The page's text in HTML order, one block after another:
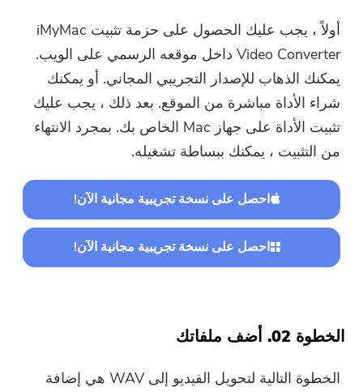
أولاً ، يجب عليك الحصول على حزمة تثبيت iMyMac
Video Converter داخل موقعه الرسمي على الويب.
يمكنك الذهاب للإصدار التجريبي المجاني. أو يمكنك
شراء الأداة مباشرة من الموقع. بعد ذلك ، يجب عليك
تثبيت الأداة على جهاز Mac الخاص بك. بمجرد الانتهاء
من التثبيت ، يمكنك ببساطة تشغيله.
احصل على نسخة تجريبية مجانية الآن!
احصل على نسخة تجريبية مجانية الآن!
الخطوة 02. أضف ملفاتك
الخطوة التالية لتحويل الفيديو إلى WAV هي إضافة